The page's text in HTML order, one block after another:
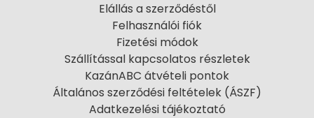
Elállás a szerződéstől
Felhasználói fiók
Fizetési módok
Szállítással kapcsolatos részletek
KazánABC átvételi pontok
Általános szerződési feltételek (ÁSZF)
Adatkezelési tájékoztató